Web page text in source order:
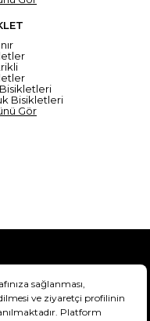
Bisikletleri
Gör
Bilgisi
& Koşullar